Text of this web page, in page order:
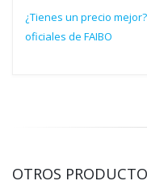
¿Tienes un precio
oficiales de FAIBO
OTROS